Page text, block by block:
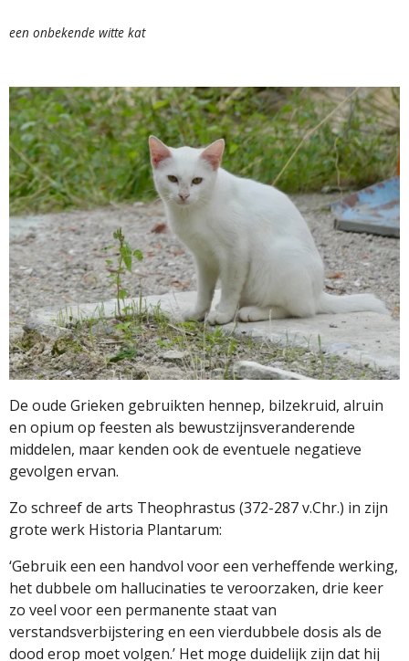
een onbekende witte kat
De oude Grieken gebruikten hennep, bilzekruid, alruin
en opium op feesten als bewustzijnsveranderende
middelen, maar kenden ook de eventuele negatieve
gevolgen ervan.
Zo schreef de arts Theophrastus (372-287 v.Chr.) in zijn
grote werk Historia Plantarum:
‘Gebruik een een handvol voor een verheffende werking,
het dubbele om hallucinaties te veroorzaken, drie keer
zo veel voor een permanente staat van
verstandsverbijstering en een vierdubbele dosis als de
dood erop moet volgen.’ Het moge duidelijk zijn dat hij